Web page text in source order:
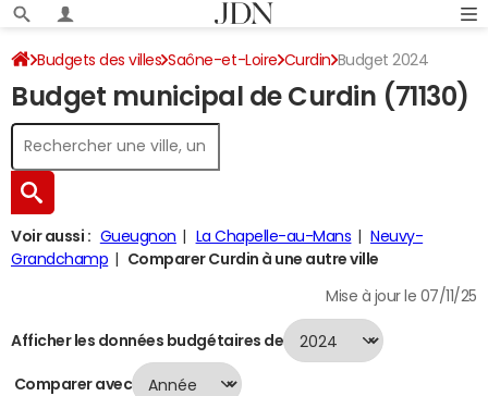
Budgets des villes Saône-et-Loire Curdin Budget 2024
Budget municipal de Curdin (71130)
Voir aussi : Gueugnon La Chapelle-au-Mans
Neuvy-
Grandchamp
Comparer Curdin à une autre ville
Mise à jour le 07/11/25
Afficher les données budgétaires de
Comparer avec